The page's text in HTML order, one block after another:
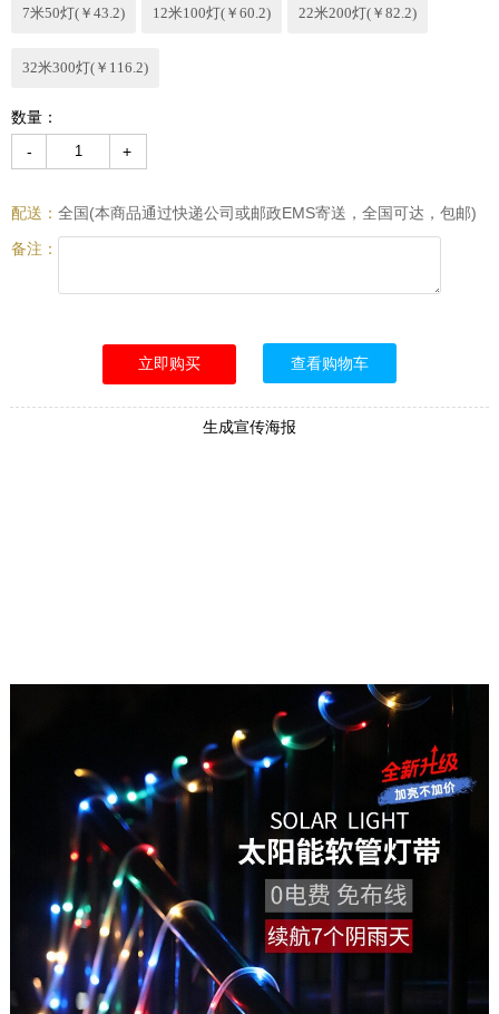
7米50灯(￥43.2) 12米100灯(￥60.2) 22米200灯(￥82.2)
32米300灯(￥116.2)
数量：
-
+
配送： 全国(本商品通过快递公司或邮政EMS寄送，全国可达，包邮)
备注：
查看购物车
生成宣传海报